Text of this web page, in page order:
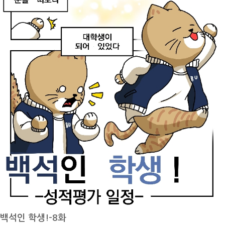
매달 별도로 청구되는 공공요금이나 건물 관리비에 대한 추가 지출 걱정
도 대폭 줄어듭니다. 개인적으로 저는 기숙사의 주거 비용이 학부모와 학
생 모두가 겪을 수 있는 주거 관련 경제적 압박감을 크게 완화해주며 저
렴한 주거 비용이 가장 큰 장점이라고 느꼈습니다. 2. 외부 위험으로부터
안전한 철저한 보안 시스템기숙사는 불특정 다수가 드나드는 일반 원룸
단지나 주택가와 달리, 외부인의 출입을 엄격하게 통제하는 시스템을 갖
추고 있어 생활 안전성이 매우 크다고 느꼈습니다. 게이트에선 배정받은
전용 카드키를 거쳐야만 내부로 입장할 수 있으며, 게이트엔 경비해주시
는 분이 상주해주시기 때문에 안전하게 생활할 수 있었던 것 같습니다.
그리고 통금시간을 정해두어 야간에 발생할 수 있는 안전사고나 생활관
내 소음이 확실하게 줄어들은게 느껴지며, 경비 인력과 기숙사 층장님들
의 시설을 관리를 해주시기 때문에 나 치안에 대한 불안감을 효과적으로
해소할 수 있을 것 같습니다. 3. 학교와의 뛰어난 근접성을 통한 시간 절
약백석생활관은 캠퍼스 내부나 학교 부지와 바로 인접한 곳에 위치하고
있어, 강의실을 비롯한 교내 주요 시설로 이동하는 데 걸리는 통학 시간
석생활관은 학생들에게 안전하고 편리한 환경을 제공하며 학업에 집중할
수 있습니다.이번 기사에서는 백석생활관의 주요 시설과 이용 정보를 소
개하며 생활관의 다양한 모습을 살펴보고자 합니다.백석생활관이 어떤
공간인지 함께 알아보겠습니다!백석대학교 기숙사, 백석생활관백석대학
교의 기숙사인 백석생활관은 재학생들이 안전하고 편리하게 생활할 수
있도록 마련된 생활 공간입니다.생활관은 단순한 숙박 시설을 넘어 학생
들의 학업과 일상을 지원하는 역할을 하고 있습니다.생활관에서는 숙식
편의를 제공하여 학생들이 학업에 더욱 집중할 수 있도록 돕고 있습니다.
또한 공동생활을 통해 배려와 책임감을 배우는 기회를 제공합니다.쾌적
한 주거 환경과 다양한 편의시설이 마련되어 있어 생활 만족도가 높은 편
입니다.학생들은 학교와 가까운 위치에서 통학 시간을 절약할 수 있습니
다.그럼 이제 기숙사 내부는 어떻게 구성되어 있는지 알려드리겠습니다.
관생실 내부백석생활관의 관생실은 깨끗하고 편안한 환경으로 구성되어
있습니다.대부분의 관생실은 2인실 형태로 운영되며 총 819실이 마련되
어 있습니다.넓은 창문을 통해 자연 채광을 받을 수 있어 쾌적한 생활이
백석인 학생!-8화